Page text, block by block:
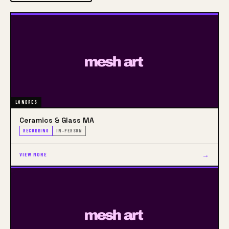
LONDRES
Ceramics & Glass MA
RECURRING IN-PERSON
VIEW MORE →